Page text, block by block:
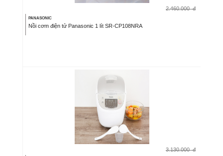
2.460.000 đ
PANASONIC
Nồi cơm điện tử Panasonic 1 lít SR-CP108NRA
3.130.000 đ